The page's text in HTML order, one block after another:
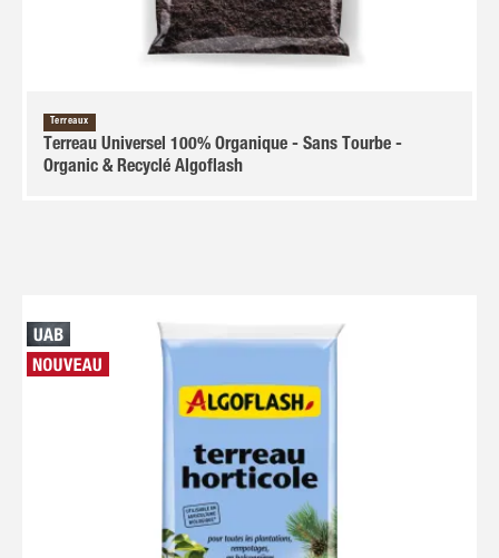
Terreaux
Terreau Universel 100% Organique - Sans Tourbe -
Organic & Recyclé Algoflash